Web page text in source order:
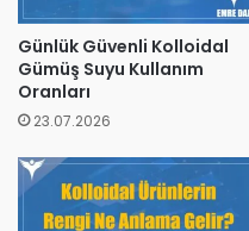
Günlük Güvenli Kolloidal
Gümüş Suyu Kullanım
Oranları
23.07.2026